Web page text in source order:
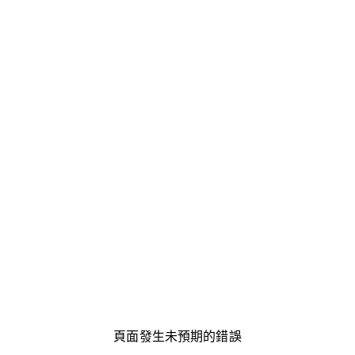
頁面發生未預期的錯誤